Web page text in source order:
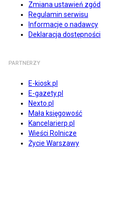
Zmiana ustawień zgód
Regulamin serwisu
Informacje o nadawcy
Deklaracja dostępności
PARTNERZY
E-kiosk.pl
E-gazety.pl
Nexto.pl
Mała księgowość
Kancelarierp.pl
Wieści Rolnicze
Życie Warszawy